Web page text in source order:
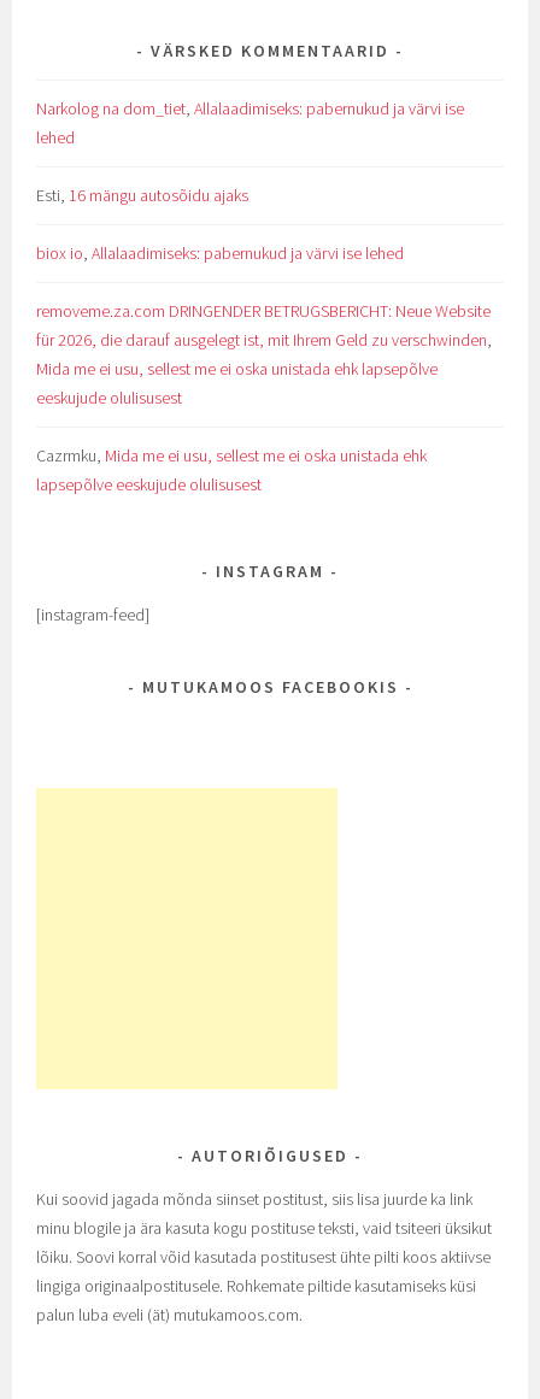
VÄRSKED KOMMENTAARID
Narkolog na dom_tiet,Allalaadimiseks: pabernukud ja värvi ise
lehed
Esti, 16 mängu autosõidu ajaks
biox io,Allalaadimiseks: pabernukud ja värvi ise lehed
removeme.za.com DRINGENDER BETRUGSBERICHT: Neue Website
für 2026, die darauf ausgelegt ist, mit Ihrem Geld zu verschwinden,
Mida me ei usu, sellest me ei oska unistada ehk lapsepõlve
eeskujude olulisusest
Cazrmku, Mida me ei usu, sellest me ei oska unistada ehk
lapsepõlve eeskujude olulisusest
INSTAGRAM
[instagram-feed]
MUTUKAMOOS FACEBOOKIS
AUTORIÕIGUSED
Kui soovid jagada mõnda siinset postitust, siis lisa juurde ka link
minu blogile ja ära kasuta kogu postituse teksti, vaid tsiteeri üksikut
lõiku. Soovi korral võid kasutada postitusest ühte pilti koos aktiivse
lingiga originaalpostitusele. Rohkemate piltide kasutamiseks küsi
palun luba eveli (ät) mutukamoos.com.